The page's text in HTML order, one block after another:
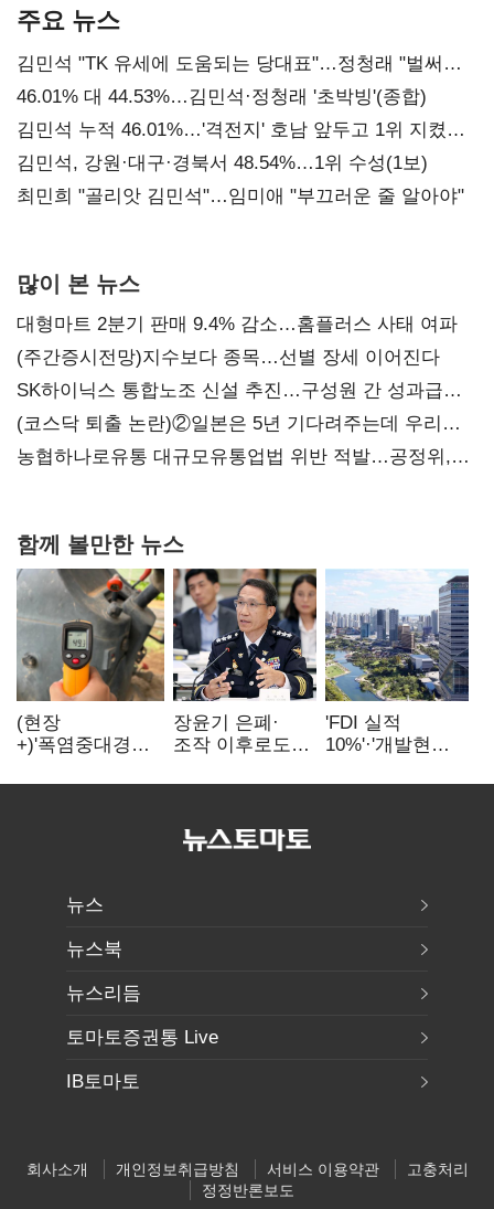
주요 뉴스
김민석 "TK 유세에 도움되는 당대표"…정청래 "벌써
대표된 양 당직 배분"
46.01% 대 44.53%…김민석·정청래 '초박빙'(종합)
김민석 누적 46.01%…'격전지' 호남 앞두고 1위 지켰다
(2보)
김민석, 강원·대구·경북서 48.54%…1위 수성(1보)
최민희 "골리앗 김민석"…임미애 "부끄러운 줄 알아야"
많이 본 뉴스
대형마트 2분기 판매 9.4% 감소…홈플러스 사태 여파
(주간증시전망)지수보다 종목…선별 장세 이어진다
SK하이닉스 통합노조 신설 추진…구성원 간 성과급
불만 확산
(코스닥 퇴출 논란)②일본은 5년 기다려주는데 우리는
당장 퇴출?…시간만으론 부족한 코스닥 구하기
농협하나로유통 대규모유통업법 위반 적발…공정위,
함께 볼만한 뉴스
(현장
+)'폭염중대경보'
이주노동자는
장윤기 은폐·
조작 이후로도
내부비위…경찰
'FDI 실적
10%'·'개발현안
인천경제청장
뉴스
뉴스북
뉴스리듬
토마토증권통 Live
IB토마토
회사소개 개인정보취급방침 서비스 이용약관
고충처리
정정반론보도